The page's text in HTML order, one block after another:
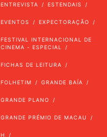
ENTREVISTA ESTENDAIS
EVENTOS EXPECTORAÇÃO
FESTIVAL INTERNACIONAL DE
CINEMA - ESPECIAL
FICHAS DE LEITURA
FOLHETIM GRANDE BAÍA
GRANDE PLANO
GRANDE PRÉMIO DE MACAU
H